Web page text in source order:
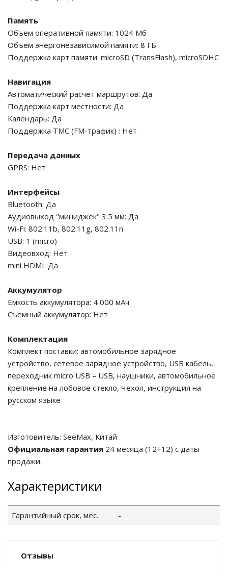
Память
Объем оперативной памяти: 1024 Мб
Объем энергонезависимой памяти: 8 ГБ
Поддержка карт памяти: microSD (TransFlash), microSDHC
Навигация
Автоматический расчёт маршрутов: Да
Поддержка карт местности: Да
Календарь: Да
Поддержка TMC (FM-трафик) : Нет
Передача данных
GPRS: Нет
Интерфейсы
Bluetooth: Да
Аудиовыход "миниджек" 3.5 мм: Да
Wi-Fi: 802.11b, 802.11g, 802.11n
USB: 1 (micro)
Видеовход: Нет
mini HDMI: Да
Аккумулятор
Емкость аккумулятора: 4 000 мАч
Cъемный аккумулятор: Нет
Комплектация
Комплект поставки: автомобильное зарядное
устройство, сетевое зарядное устройство, USB кабель,
переходник micro USB – USB, наушники, автомобильное
крепление на лобовое стекло, Чехол, инструкция на
русском языке
Изготовитель: SeeMax, Китай
Официальная гарантия 24 месяца (12+12) с даты
продажи.
Характеристики
Гарантийный срок, мес. -
Отзывы